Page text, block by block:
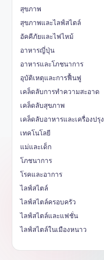
สุขภาพ
สุขภาพและไลฟ์สไตล์
อัคคีภัยและไฟไหม้
อาหารญี่ปุ่น
อาหารและโภชนาการ
อุบัติเหตุและการฟื้นฟู
เคล็ดลับการทำความสะอาด
เคล็ดลับสุขภาพ
เคล็ดลับอาหารและเครื่องปรุง
เทคโนโลยี
แม่และเด็ก
โภชนาการ
โรคและอาการ
ไลฟ์สไตล์
ไลฟ์สไตล์ครอบครัว
ไลฟ์สไตล์และแฟชั่น
ไลฟ์สไตล์ในเมืองหนาว